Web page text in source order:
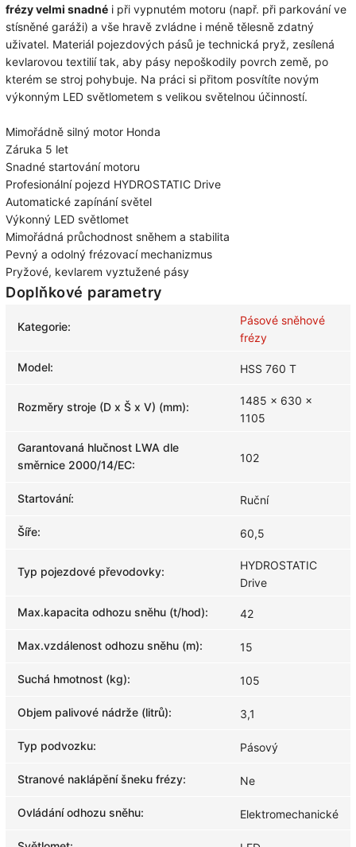
frézy velmi snadné i při vypnutém motoru (např. při parkování ve
stísněné garáži) a vše hravě zvládne i méně tělesně zdatný
uživatel. Materiál pojezdových pásů je technická pryž, zesílená
kevlarovou textilií tak, aby pásy nepoškodily povrch země, po
kterém se stroj pohybuje. Na práci si přitom posvítíte novým
výkonným LED světlometem s velikou světelnou účinností.
Mimořádně silný motor Honda
Záruka 5 let
Snadné startování motoru
Profesionální pojezd HYDROSTATIC Drive
Automatické zapínání světel
Výkonný LED světlomet
Mimořádná průchodnost sněhem a stabilita
Pevný a odolný frézovací mechanizmus
Pryžové, kevlarem vyztužené pásy
Doplňkové parametry
Kategorie:
Pásové sněhové
frézy
Model: HSS 760 T
Rozměry stroje (D x Š x V) (mm):
1485 x 630 x
1105
Garantovaná hlučnost LWA dle
směrnice 2000/14/EC:
102
Startování: Ruční
Šíře: 60,5
Typ pojezdové převodovky:
HYDROSTATIC
Drive
Max.kapacita odhozu sněhu (t/hod): 42
Max.vzdálenost odhozu sněhu (m): 15
Suchá hmotnost (kg): 105
Objem palivové nádrže (litrů): 3,1
Typ podvozku: Pásový
Stranové naklápění šneku frézy: Ne
Ovládání odhozu sněhu: Elektromechanické